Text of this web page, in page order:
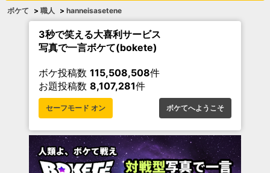
ボケて > 職人 > hanneisasetene
3秒で笑える大喜利サービス
写真で一言ボケて(bokete)
ボケ投稿数 115,508,508件
お題投稿数 8,107,281件
セーフモード オン ボケてへようこそ